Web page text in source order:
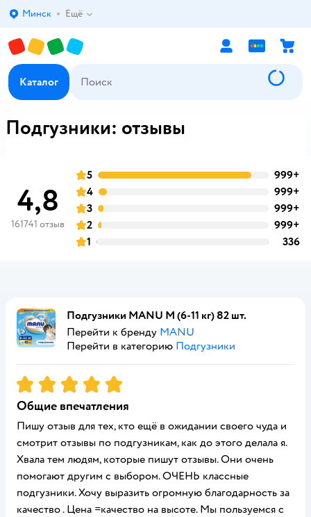
Выбор адреса доставки.
Минск Ещё
Каталог
Подгузники: отзывы
4,8
161741 отзыв
оценка
5 999+
оценка
4 999+
оценка
3 999+
оценка
2 999+
оценка
1 336
Подгузники MANU M (6-11 кг) 82 шт.
Перейти к бренду MANU
Перейти в категорию Подгузники
Рейтинг:5
Общие впечатления
Пишу отзыв для тех, кто ещё в ожидании своего чуда и
смотрит отзывы по подгузникам, как до этого делала я.
Хвала тем людям, которые пишут отзывы. Они очень
помогают другим с выбором. ОЧЕНЬ классные
подгузники. Хочу выразить огромную благодарность за
качество . Цена =качество на высоте. Мы пользуемся с